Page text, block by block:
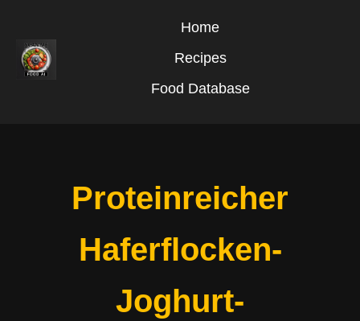
Home
Recipes
Food Database
Proteinreicher
Haferflocken-
Joghurt-